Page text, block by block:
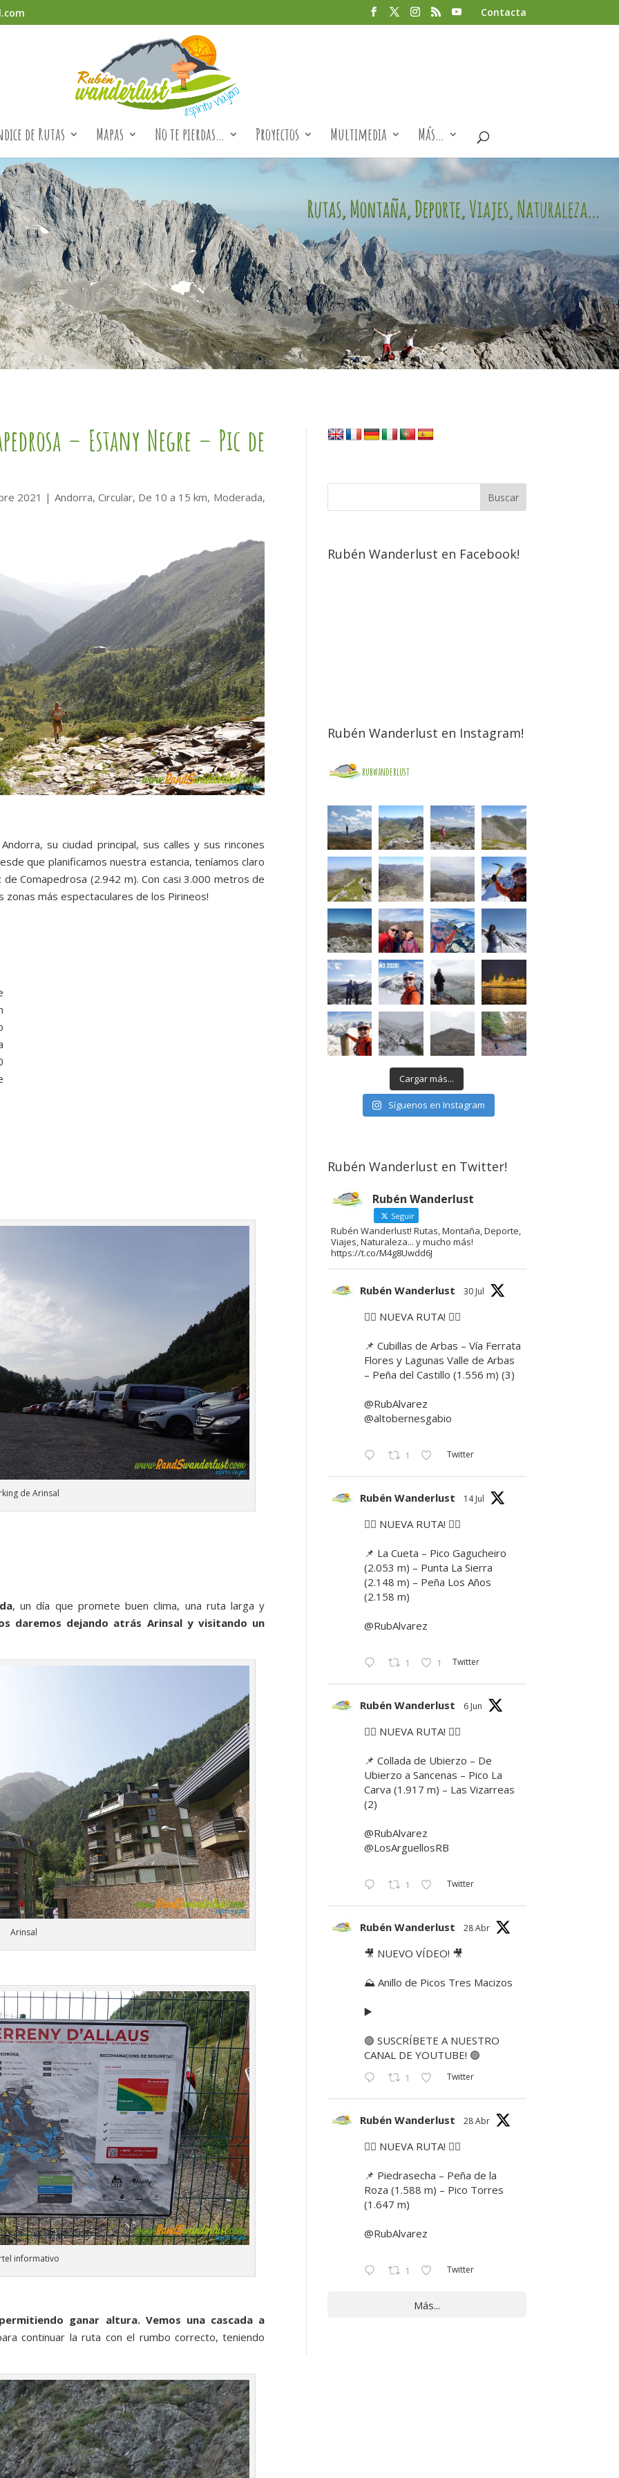
Contacta
de Rutas Mapas No te pierdas… Proyectos Multimedia Más…
– Estany Negre – Pic de
2021 | Andorra, Circular, De 10 a 15 km, Moderada,
su ciudad principal, sus calles y sus rincones
que planificamos nuestra estancia, teníamos claro
Comapedrosa (2.942 m). Con casi 3.000 metros de
más espectaculares de los Pirineos!
de Arinsal
, un día que promete buen clima, una ruta larga y
daremos dejando atrás Arinsal y visitando un
Arinsal
informativo
ganar altura. Vemos una cascada a
continuar la ruta con el rumbo correcto, teniendo
Rubén Wanderlust en Facebook!
Rubén Wanderlust en Instagram!
rubwanderlust
Cargar más...
Síguenos en Instagram
Rubén Wanderlust en Twitter!
Rubén Wanderlust
Seguir
Rubén Wanderlust! Rutas, Montaña, Deporte,
Viajes, Naturaleza... y mucho más!
https://t.co/M4g8Uwdd6J
Rubén Wanderlust 30 Jul
🚶‍♂️ NUEVA RUTA! 🚶‍♀️
📌 Cubillas de Arbas – Vía Ferrata
Flores y Lagunas Valle de Arbas
– Peña del Castillo (1.556 m) (3)
@RubAlvarez
@altobernesgabio
1 Twitter
Rubén Wanderlust 14 Jul
🚶‍♂️ NUEVA RUTA! 🚶‍♀️
📌 La Cueta – Pico Gagucheiro
(2.053 m) – Punta La Sierra
(2.148 m) – Peña Los Años
(2.158 m)
@RubAlvarez
1 1 Twitter
Rubén Wanderlust 6 Jun
🚶‍♂️ NUEVA RUTA! 🚶‍♀️
📌 Collada de Ubierzo – De
Ubierzo a Sancenas – Pico La
Carva (1.917 m) – Las Vizarreas
(2)
@RubAlvarez
@LosArguellosRB
1 Twitter
Rubén Wanderlust 28 Abr
🎥 NUEVO VÍDEO! 🎥
⛰ Anillo de Picos Tres Macizos
▶️
🟢 SUSCRÍBETE A NUESTRO
CANAL DE YOUTUBE! 🟢
1 Twitter
Rubén Wanderlust 28 Abr
🚶‍♂️ NUEVA RUTA! 🚶‍♀️
📌 Piedrasecha – Peña de la
Roza (1.588 m) – Pico Torres
(1.647 m)
@RubAlvarez
1 Twitter
Más...